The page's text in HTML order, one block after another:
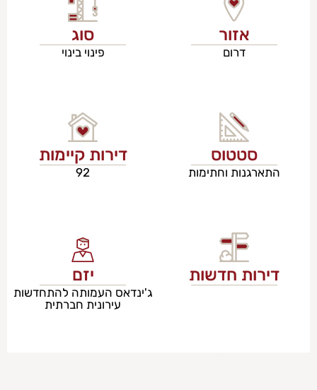
אזור
דרום
סוג
פינוי בינוי
סטטוס
התארגנות וחתימות
דירות קיימות
92
דירות חדשות יזם
ג'ינדאס העמותה להתחדשות
עירונית חברתית